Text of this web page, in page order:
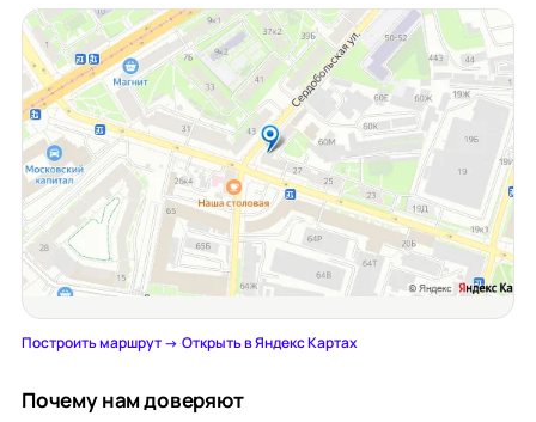
Построить маршрут →·Открыть в Яндекс Картах
Почему нам доверяют